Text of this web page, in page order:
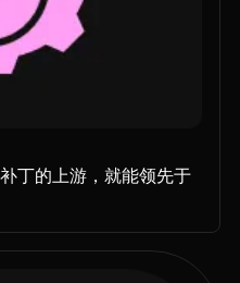
丁的上游，就能领先于